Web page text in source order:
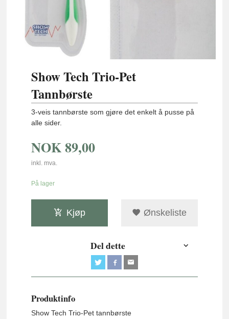
Show Tech Trio-Pet
Tannbørste
3-veis tannbørste som gjøre det enkelt å pusse på
alle sider.
NOK89,00
inkl. mva.
På lager
Kjøp Ønskeliste
Del dette
Produktinfo
Show Tech Trio-Pet tannbørste